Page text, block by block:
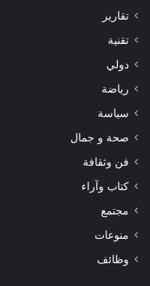
تقارير
تقنية
دولي
رياضة
سياسة
صحة و جمال
فن وثقافة
كتاب وآراء
مجتمع
منوعات
وظائف